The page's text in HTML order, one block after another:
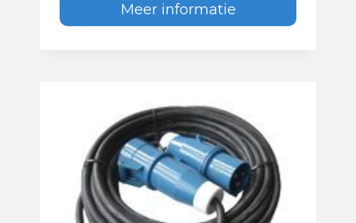
Meer informatie